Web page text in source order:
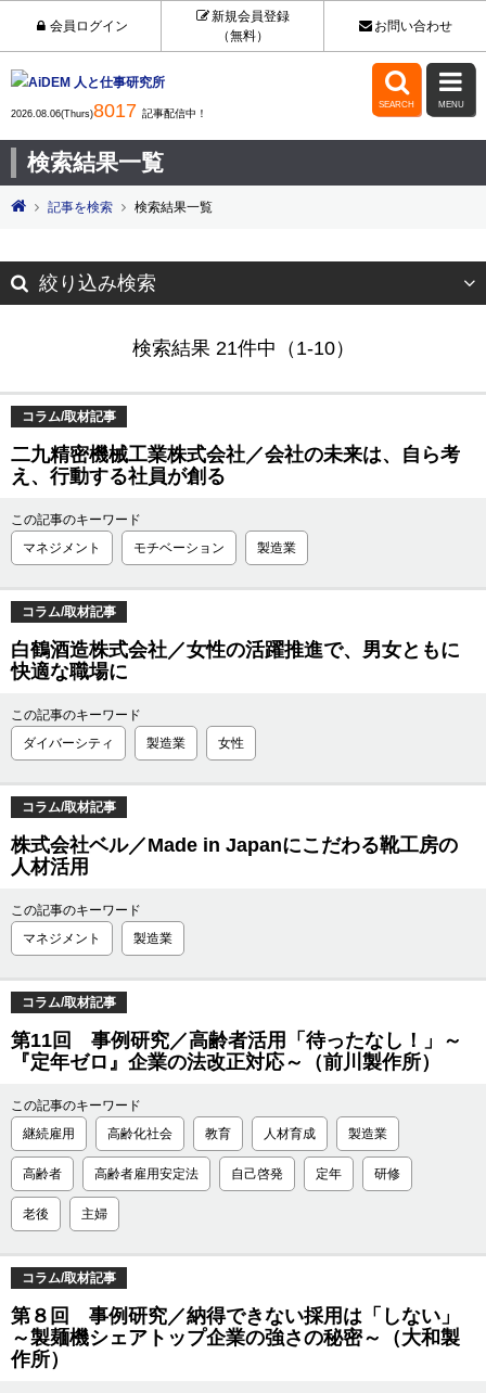
会員ログイン
新規会員登録
（無料）
お問い合わせ
2026.08.06(Thurs)8017 記事配信中！

SEARCH

MENU
検索結果一覧
記事を検索 検索結果一覧
絞り込み検索
検索結果 21件中（1-10）
コラム/取材記事
二九精密機械工業株式会社／会社の未来は、自ら考
え、行動する社員が創る
この記事のキーワード
マネジメント
モチベーション 製造業
コラム/取材記事
白鶴酒造株式会社／女性の活躍推進で、男女ともに
快適な職場に
この記事のキーワード
ダイバーシティ
製造業 女性
コラム/取材記事
株式会社ベル／Made in Japanにこだわる靴工房の
人材活用
この記事のキーワード
マネジメント
製造業
コラム/取材記事
第11回 事例研究／高齢者活用「待ったなし！」～
『定年ゼロ』企業の法改正対応～（前川製作所）
この記事のキーワード
継続雇用
高齢化社会 教育 人材育成 製造業
高齢者 高齢者雇用安定法 自己啓発 定年 研修
老後 主婦
コラム/取材記事
第８回 事例研究／納得できない採用は「しない」
～製麺機シェアトップ企業の強さの秘密～（大和製
作所）